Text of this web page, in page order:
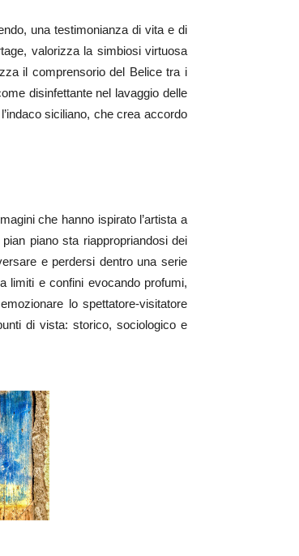
una testimonianza di vita e di
valorizza la simbiosi virtuosa
il comprensorio del Belice tra i
disinfettante nel lavaggio delle
siciliano, che crea accordo
che hanno ispirato l’artista a
piano sta riappropriandosi dei
e perdersi dentro una serie
limiti e confini evocando profumi,
lo spettatore-visitatore
di vista: storico, sociologico e